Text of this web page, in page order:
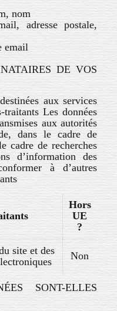
nom
adresse postale,
email
DE VOS
aux services
traitants Les données
aux autorités
dans le cadre de
cadre de recherches
d’information des
à d’autres
Hors
UE
?
site et des
Non
SONT-ELLES